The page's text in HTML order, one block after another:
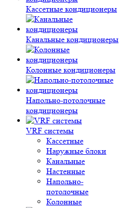
Кассетные кондиционеры
Канальные кондиционеры
Колонные кондиционеры
Напольно-потолочные
кондиционеры
VRF системы
Кассетные
Наружные блоки
Канальные
Настенные
Напольно-
потолочные
Колонные